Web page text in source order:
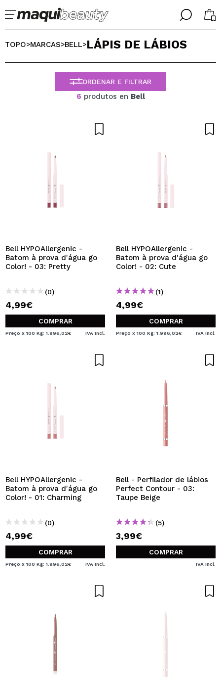
╳
BIENVENIDX!
Esqueceu-se da palavra-passe?
Eu não tenho uma conta aqui
Ao criar uma conta no Maquibeauty.pt pode fazer as suas
compras rapidamente, verificar o estado das suas
encomendas e consultar as suas operações anteriores.
╳
SELECIONE O SEU IDIOMA
PORTUGUESE
ESPAÑOL
ENGLISH
ITALIANO
TOPO>MARCAS>BELL>LÁPIS DE LÁBIOS
ORDENAR E FILTRAR
6 produtos en Bell
Bell HYPOAllergenic -
Batom à prova d'água go
Color! - 03: Pretty
(0)
4,99€
COMPRAR
Preço x 100 Kg: 1.996,02€ IVA Incl.
Bell HYPOAllergenic -
Batom à prova d'água go
Color! - 02: Cute
(1)
4,99€
COMPRAR
Preço x 100 Kg: 1.996,02€ IVA Incl.
Bell HYPOAllergenic -
Batom à prova d'água go
Color! - 01: Charming
(0)
4,99€
COMPRAR
Preço x 100 Kg: 1.996,02€ IVA Incl.
Bell - Perfilador de lábios
Perfect Contour - 03:
Taupe Beige
(5)
3,99€
COMPRAR
IVA Incl.